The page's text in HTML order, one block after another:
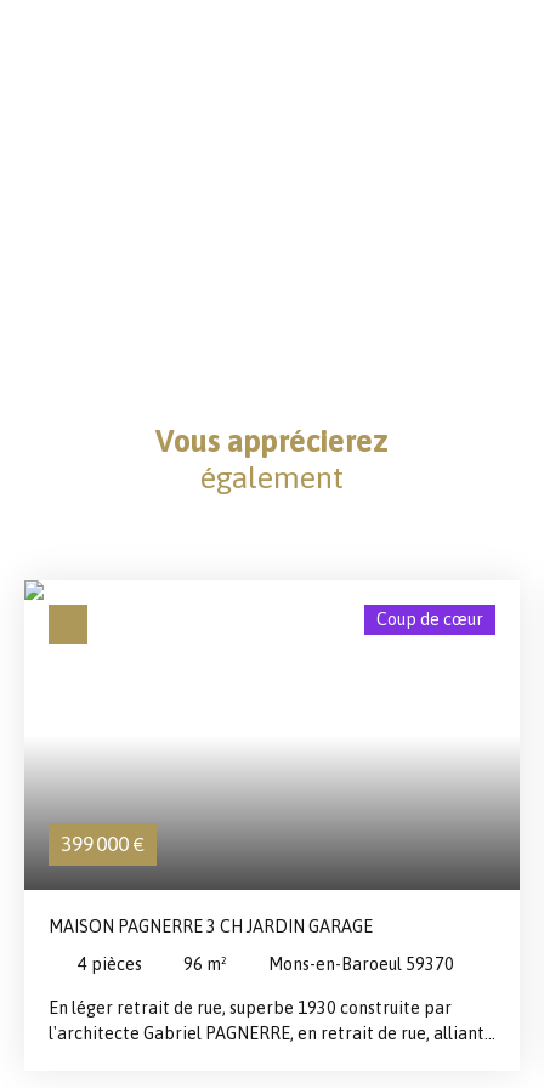
Vous apprécierez
également
399 000 €
Coup de cœur
MAISON PAGNERRE 3 CH JARDIN GARAGE
4 pièces 96 m² Mons-en-Baroeul 59370
En léger retrait de rue, superbe 1930 construite par
l'architecte Gabriel PAGNERRE, en retrait de rue, alliant